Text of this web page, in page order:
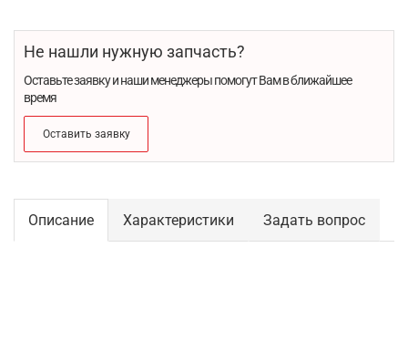
Не нашли нужную запчасть?
Оставьте заявку и наши менеджеры помогут Вам в ближайшее
время
Оставить заявку
Описание Характеристики Задать вопрос